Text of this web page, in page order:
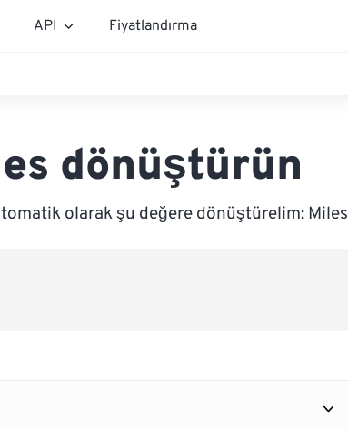
API Fiyatlandırma
dönüştürün
olarak şu değere dönüştürelim: Miles